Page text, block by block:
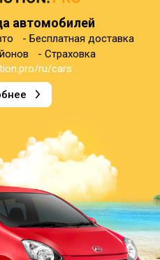
автомобилей
- Бесплатная доставка
- Страховка
ru/cars